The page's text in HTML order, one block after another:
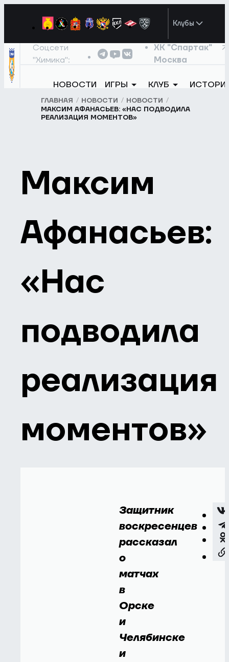
Клубы
Соцсети
"Химика":
ХК "Спартак"
Москва
НОВОСТИ ИГРЫ КЛУБ
ГЛАВНАЯ НОВОСТИ
НОВОСТИ
МАКСИМ АФАНАСЬЕВ: «НАС ПОДВОДИЛА
РЕАЛИЗАЦИЯ МОМЕНТОВ»
Максим
Афанасьев:
«Нас
подводила
реализация
моментов»
Защитник
воскресенцев
рассказал
о
матчах
в
Орске
и
Челябинске
и